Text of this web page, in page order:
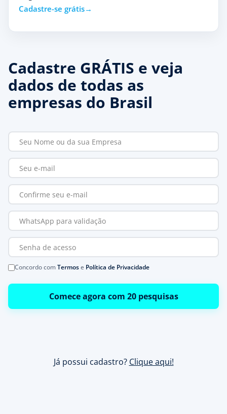
Cadastre-se grátis
Cadastre GRÁTIS e veja
dados de todas as
empresas do Brasil
Concordo comTermose Política de Privacidade
Comece agora com 20 pesquisas
Já possui cadastro? Clique aqui!